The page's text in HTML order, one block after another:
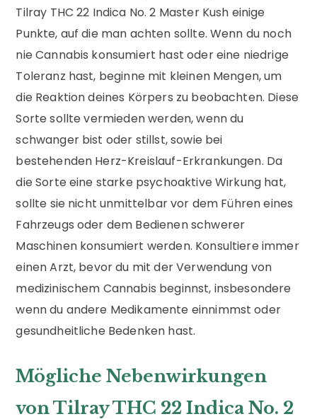
Tilray THC 22 Indica No. 2 Master Kush einige
Punkte, auf die man achten sollte. Wenn du noch
nie Cannabis konsumiert hast oder eine niedrige
Toleranz hast, beginne mit kleinen Mengen, um
die Reaktion deines Körpers zu beobachten. Diese
Sorte sollte vermieden werden, wenn du
schwanger bist oder stillst, sowie bei
bestehenden Herz-Kreislauf-Erkrankungen. Da
die Sorte eine starke psychoaktive Wirkung hat,
sollte sie nicht unmittelbar vor dem Führen eines
Fahrzeugs oder dem Bedienen schwerer
Maschinen konsumiert werden. Konsultiere immer
einen Arzt, bevor du mit der Verwendung von
medizinischem Cannabis beginnst, insbesondere
wenn du andere Medikamente einnimmst oder
gesundheitliche Bedenken hast.
Mögliche Nebenwirkungen
von Tilray THC 22 Indica No. 2